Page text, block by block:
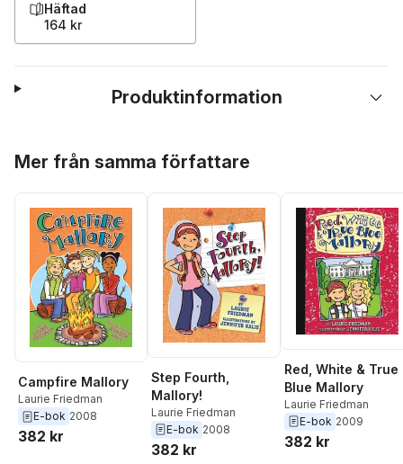
Häftad
164 kr
Produktinformation
Mer från samma författare
Campfire Mallory
Laurie Friedman
E-bok 2008
382 kr
Step Fourth,
Mallory!
Laurie Friedman
E-bok 2008
382 kr
Red, White & True
Blue Mallory
Laurie Friedman
E-bok 2009
382 kr